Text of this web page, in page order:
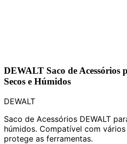
DEWALT Saco de Acessórios
Secos e Húmidos
DEWALT
Saco de Acessórios DEWALT
húmidos. Compatível com
protege as ferramentas.